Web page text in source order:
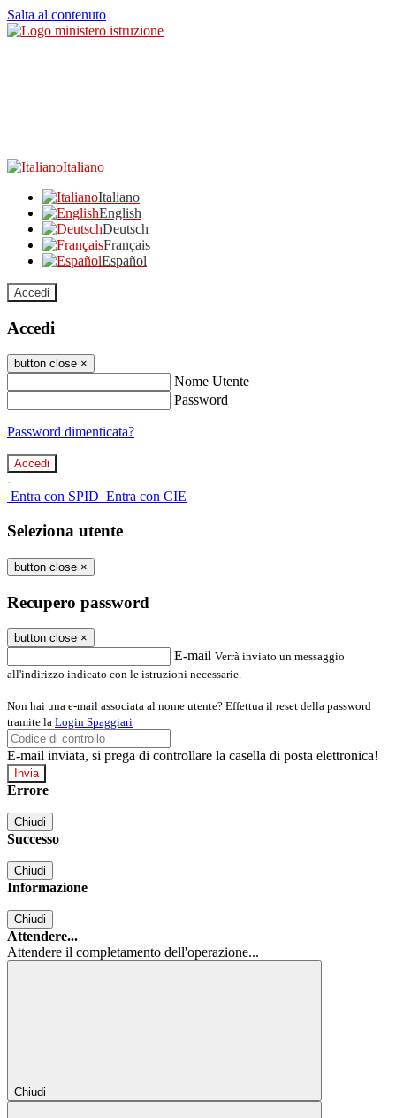
Salta al contenuto
Italiano
Italiano
English
Deutsch
Français
Español
Accedi
Accedi
button close ×
Nome Utente
Password
Password dimenticata?
-
Entra con SPID Entra con CIE
Seleziona utente
button close ×
Recupero password
button close ×
E-mail Verrà inviato un messaggio
all'indirizzo indicato con le istruzioni necessarie.
Non hai una e-mail associata al nome utente? Effettua il reset della password
tramite la Login Spaggiari
E-mail inviata, si prega di controllare la casella di posta elettronica!
Errore
Chiudi
Successo
Chiudi
Informazione
Chiudi
Attendere...
Attendere il completamento dell'operazione...
Chiudi